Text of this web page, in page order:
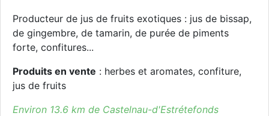
Producteur de jus de fruits exotiques : jus de bissap,
de gingembre, de tamarin, de purée de piments
forte, confitures...
Produits en vente : herbes et aromates, confiture,
jus de fruits
Environ 13.6 km de Castelnau-d'Estrétefonds